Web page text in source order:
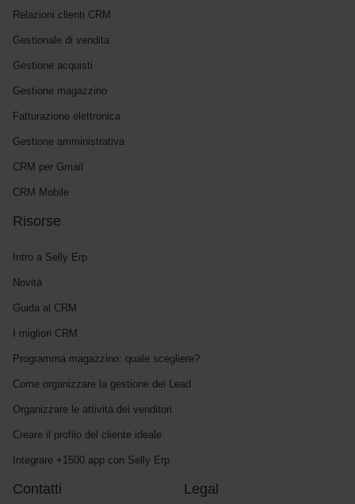
Relazioni clienti CRM
Gestionale di vendita
Gestione acquisti
Gestione magazzino
Fatturazione elettronica
Gestione amministrativa
CRM per Gmail
CRM Mobile
Risorse
Intro a Selly Erp
Novità
Guida al CRM
I migliori CRM
Programma magazzino: quale scegliere?
Come organizzare la gestione dei Lead
Organizzare le attività dei venditori
Creare il profilo del cliente ideale
Integrare +1500 app con Selly Erp
Contatti Legal